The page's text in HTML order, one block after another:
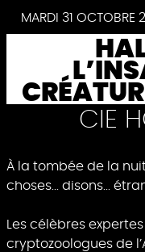
MARDI 31 OCTOBRE
CIE
À la tombée de la
choses... disons...
Les célèbres
cryptozoologues de